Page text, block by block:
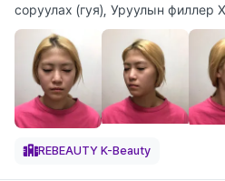
REBEAUTY K-Beauty